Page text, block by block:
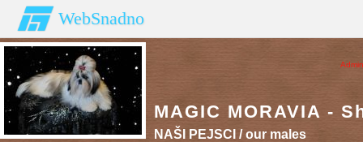
WebSnadno
MAGIC MORAVIA -
NAŠI PEJSCI / our males